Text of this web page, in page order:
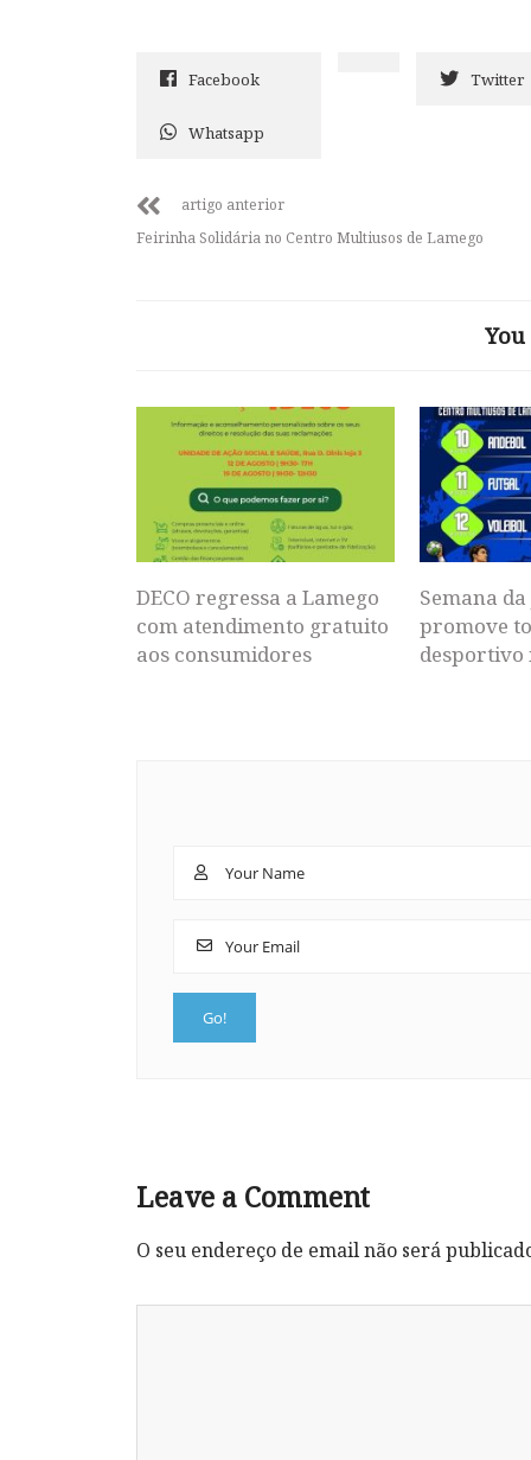
Facebook Twitter
Whatsapp
artigo anterior
Feirinha Solidária no Centro Multiusos de Lamego
DECO regressa a Lamego
com atendimento gratuito
aos consumidores
Semana
promove
Leave a Comment
O seu endereço de email não será